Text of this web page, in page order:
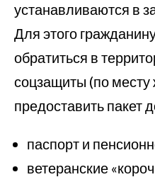
устанавливаются в
Для этого
обратиться в
соцзащиты (по месту
предоставить пакет
паспорт и
ветеранские